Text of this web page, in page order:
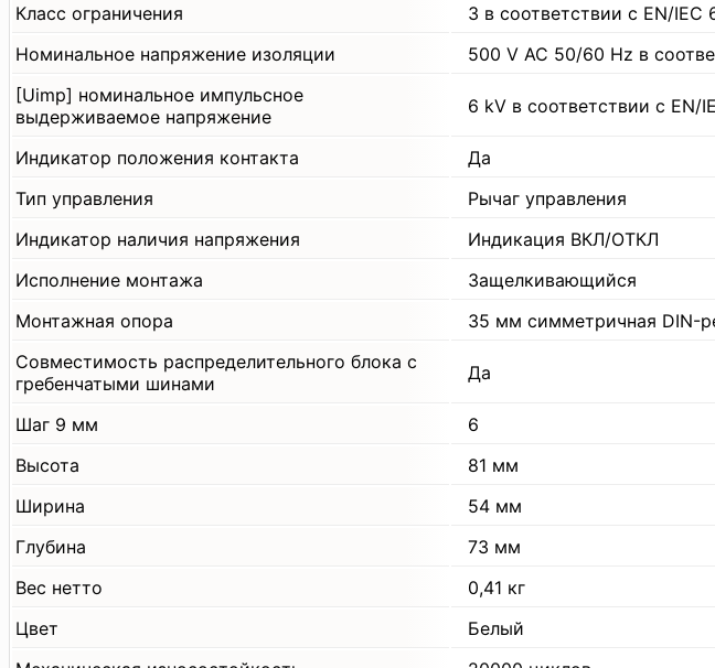
Класс ограничения
3 в соответствии с EN/IEC
Номинальное напряжение изоляции
500 V AC 50/60 Hz в
[Uimp] номинальное импульсное
выдерживаемое напряжение
6 kV в соответствии с EN/
Индикатор положения контакта
Да
Тип управления
Рычаг управления
Индикатор наличия напряжения
Индикация ВКЛ/ОТКЛ
Исполнение монтажа
Защелкивающийся
Монтажная опора
35 мм симметричная DIN-
Совместимость распределительного блока с
гребенчатыми шинами
Да
Шаг 9 мм
6
Высота
81 мм
Ширина
54 мм
Глубина
73 мм
Вес нетто
0,41 кг
Цвет
Белый